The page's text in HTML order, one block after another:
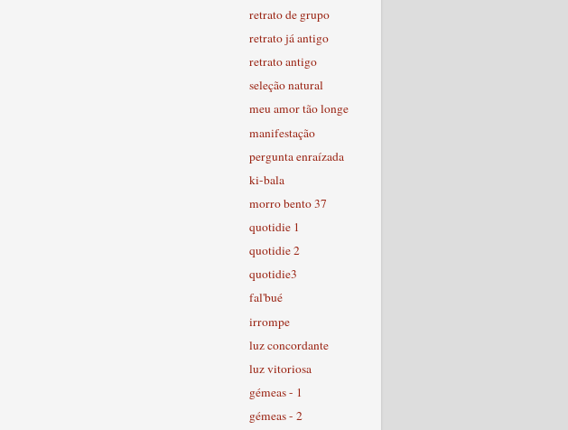
retrato de grupo
retrato já antigo
retrato antigo
seleção natural
meu amor tão longe
manifestação
pergunta enraízada
ki-bala
morro bento 37
quotidie 1
quotidie 2
quotidie3
fal'bué
irrompe
luz concordante
luz vitoriosa
gémeas - 1
gémeas - 2